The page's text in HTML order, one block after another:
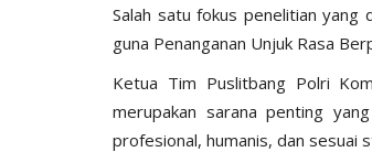
Salah satu fokus penelitian yang
guna Penanganan Unjuk Rasa
Ketua Tim Puslitbang Polri
merupakan sarana penting
profesional, humanis, dan sesuai